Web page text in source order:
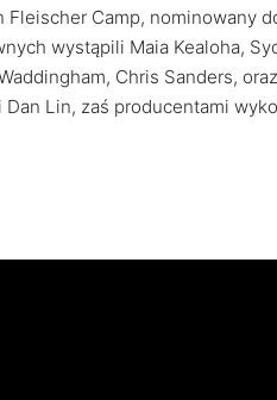
Fleischer Camp, nominowany
wystąpili Maia Kealoha,
Chris Sanders,
Lin, zaś producentami